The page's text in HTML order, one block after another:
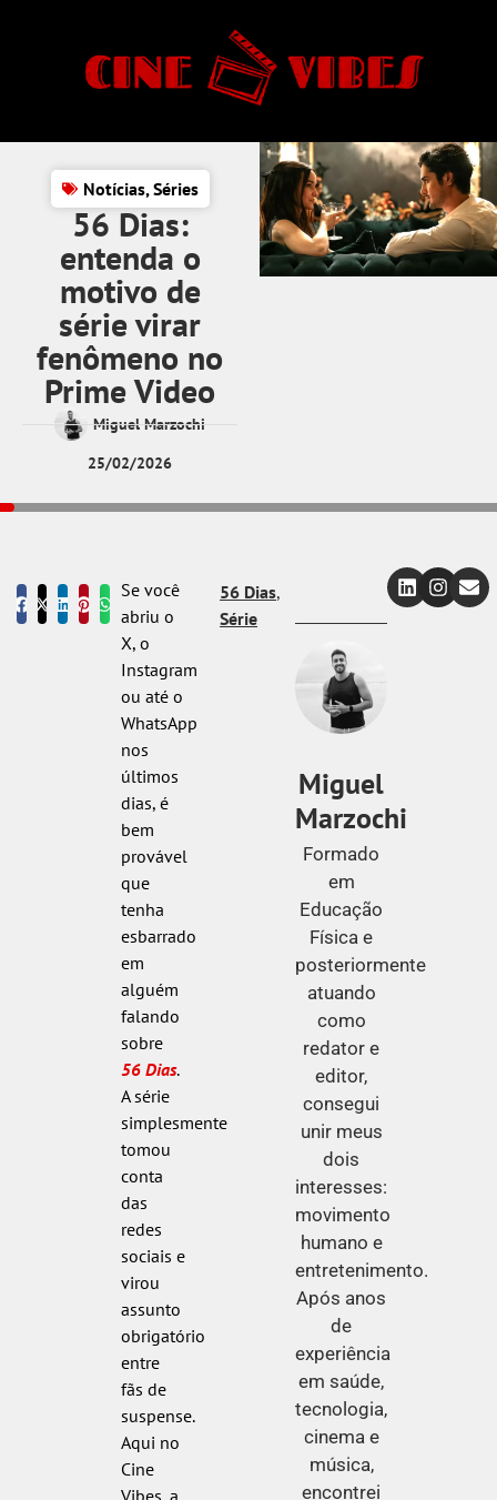
Notícias,Séries
56 Dias:
entenda o
motivo de
série virar
fenômeno no
Prime Video
Miguel Marzochi
25/02/2026
Se você
abriu o
X, o
Instagram
ou até o
WhatsApp
nos
últimos
dias, é
bem
provável
que
tenha
esbarrado
em
alguém
falando
sobre
56 Dias.
A série
simplesmente
tomou
conta
das
redes
sociais e
virou
assunto
obrigatório
entre
fãs de
suspense.
Aqui no
Cine
56 Dias,
Série
Miguel
Marzochi
Formado
em
Educação
Física e
posteriormente
atuando
como
redator e
editor,
consegui
unir meus
dois
interesses:
movimento
humano e
entretenimento.
Após anos
de
experiência
em saúde,
tecnologia,
cinema e
música,
encontrei